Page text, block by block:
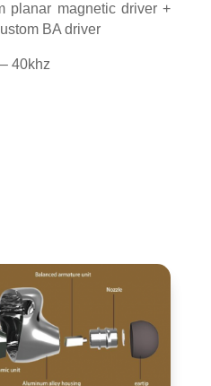
planar magnetic driver +
BA driver
40khz